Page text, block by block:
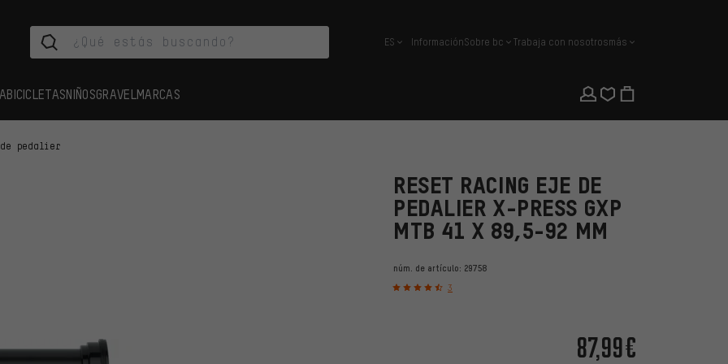
español
ES InformaciónSobre bc Trabaja con nosotrosmás
BICICLETASNIÑOSGRAVEL MARCAS
pedalier
RESET RACING EJE DE
PEDALIER X-PRESS GXP
MTB 41 X 89,5-92 MM
núm. de artículo: 29758
3
87,99€